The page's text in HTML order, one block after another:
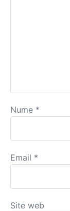
Nume *
Email *
Site web